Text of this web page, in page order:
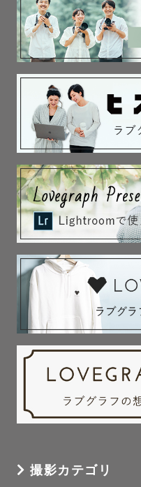
撮影カテゴリ